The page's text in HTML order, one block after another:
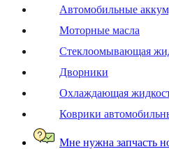
Автомобильные
Моторные масла
Стеклоомывающая
Дворники
Охлаждающая
Коврики
Мне нужна запчасть